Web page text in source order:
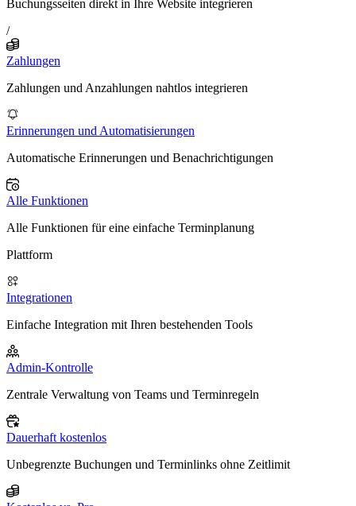
Buchungsseiten direkt in Ihre Website integrieren
/
Zahlungen
Zahlungen und Anzahlungen nahtlos integrieren
Erinnerungen und Automatisierungen
Automatische Erinnerungen und Benachrichtigungen
Alle Funktionen
Alle Funktionen für eine einfache Terminplanung
Plattform
Integrationen
Einfache Integration mit Ihren bestehenden Tools
Admin-Kontrolle
Zentrale Verwaltung von Teams und Terminregeln
Dauerhaft kostenlos
Unbegrenzte Buchungen und Terminlinks ohne Zeitlimit